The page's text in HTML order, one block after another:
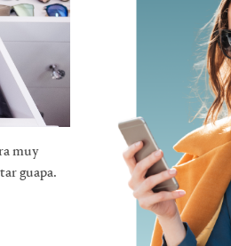
muy
guapa.